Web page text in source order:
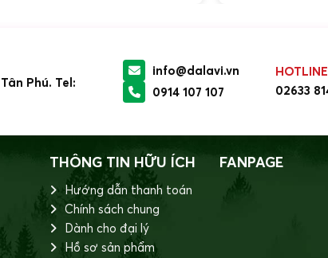
sắc rực rỡ.
Phú. Tel:
info@dalavi.vn
0914 107 107
02633
THÔNG TIN HỮU ÍCH
Hướng dẫn thanh toán
Chính sách chung
Dành cho đại lý
Hồ sơ sản phẩm
FANPAGE